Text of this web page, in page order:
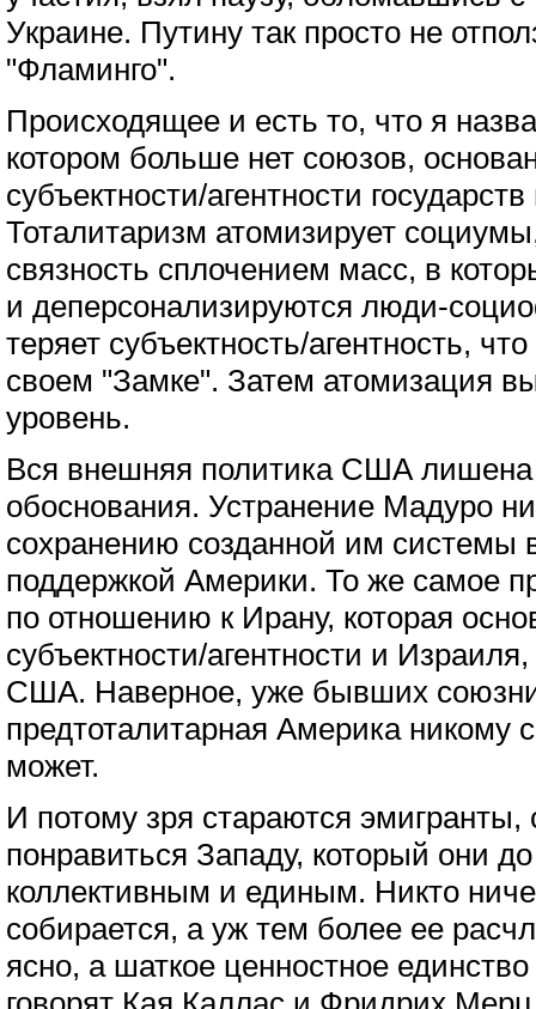
Украине. Путину так просто не
"Фламинго".
Происходящее и есть то, что я
котором больше нет союзов,
субъектности/агентности
Тоталитаризм атомизирует
связность сплочением масс, в
и деперсонализируются люди-
теряет субъектность/агентность,
своем "Замке". Затем атомизация
уровень.
Вся внешняя политика США лишена
обоснования. Устранение Мадуро
сохранению созданной им системы
поддержкой Америки. То же самое
по отношению к Ирану, которая
субъектности/агентности и
США. Наверное, уже бывших
предтоталитарная Америка никому
может.
И потому зря стараются
понравиться Западу, который они
коллективным и единым. Никто
собирается, а уж тем более ее
ясно, а шаткое ценностное